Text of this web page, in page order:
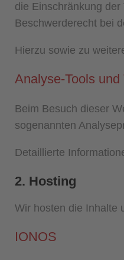
die Einschränkung
Beschwerderecht bei
Hierzu sowie zu
Analyse-Tools
Beim Besuch dieser
sogenannten
Detaillierte
2. Hosting
Wir hosten die Inhalte
IONOS